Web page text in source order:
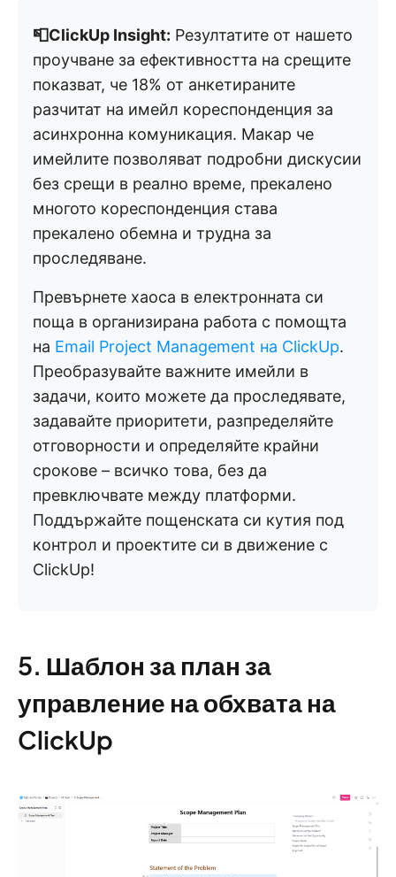
📮ClickUp Insight: Резултатите от нашето
проучване за ефективността на срещите
показват, че 18% от анкетираните
разчитат на имейл кореспонденция за
асинхронна комуникация. Макар че
имейлите позволяват подробни дискусии
без срещи в реално време, прекалено
многото кореспонденция става
прекалено обемна и трудна за
проследяване.
Превърнете хаоса в електронната си
поща в организирана работа с помощта
на Email Project Management на ClickUp.
Преобразувайте важните имейли в
задачи, които можете да проследявате,
задавайте приоритети, разпределяйте
отговорности и определяйте крайни
срокове – всичко това, без да
превключвате между платформи.
Поддържайте пощенската си кутия под
контрол и проектите си в движение с
ClickUp!
5. Шаблон за план за
управление на обхвата на
ClickUp